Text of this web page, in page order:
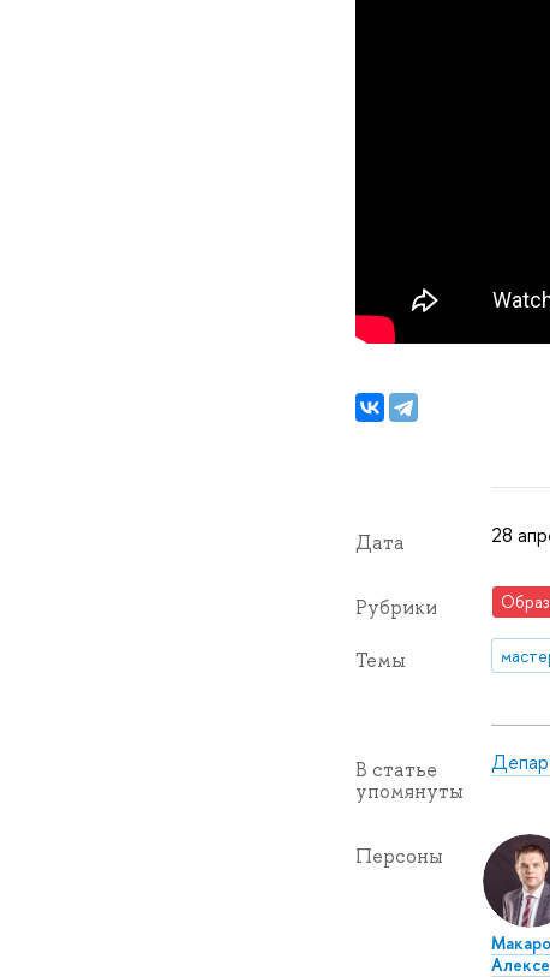
Дата 28
Рубрики
Темы
В статье
упомянуты
Персоны